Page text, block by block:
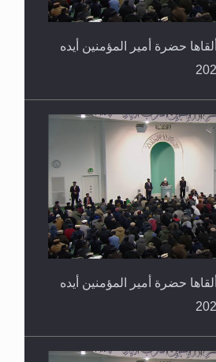
حضرة أمير المؤمنين أيده
حضرة أمير المؤمنين أيده